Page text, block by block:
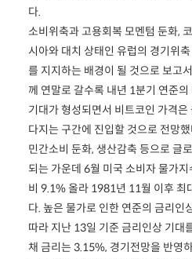
다.
소비위축과 고용회복 모멘텀 둔화,
시아와 대치 상태인 유럽의 경기위
를 지지하는 배경이 될 것으로 보고
께 연말로 갈수록 내년 1분기 연준
기대가 형성되면서 비트코인 가격은
다지는 구간에 진입할 것으로 전망했
민간소비 둔화, 생산감축 등으로 글
되는 가운데 6월 미국 소비자 물가
비 9.1% 올라 1981년 11월 이후 최
다. 높은 물가로 인한 연준의 금리인
따라 지난 13일 기준 금리인상 기대
채 금리는 3.15%, 경기전망을 반영